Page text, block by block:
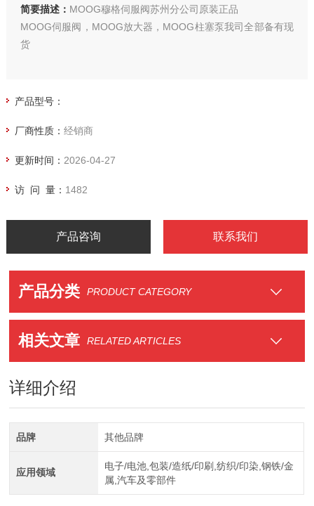
简要描述： MOOG穆格伺服阀苏州分公司原装正品
MOOG伺服阀，MOOG放大器，MOOG柱塞泵我司全部备有现
货
产品型号：
厂商性质： 经销商
更新时间： 2026-04-27
访 问 量： 1482
产品咨询 联系我们
产品分类 PRODUCT CATEGORY
相关文章 RELATED ARTICLES
详细介绍
品牌 其他品牌
应用领域
电子/电池,包装/造纸/印刷,纺织/印染,钢铁/金
属,汽车及零部件